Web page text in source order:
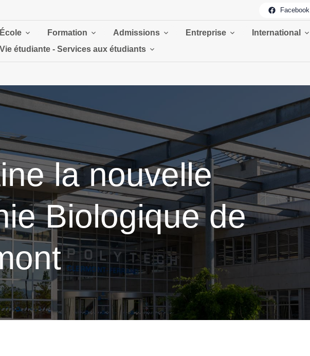
Facebook
École Formation Admissions Entreprise International
Vie étudiante - Services aux étudiants
la nouvelle
Biologique de